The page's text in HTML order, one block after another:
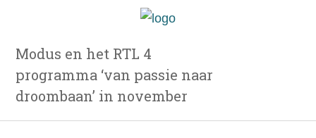
Modus en het RTL 4
programma ‘van passie naar
droombaan’ in november